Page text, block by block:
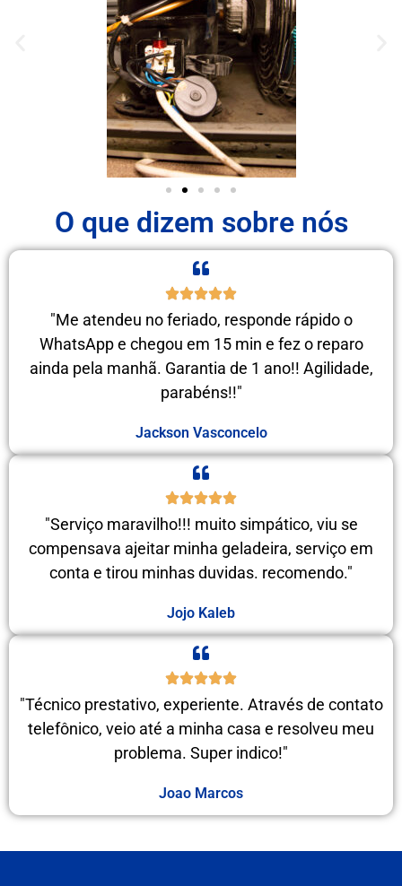
O que dizem sobre nós
"Me atendeu no feriado, responde rápido o
WhatsApp e chegou em 15 min e fez o reparo
ainda pela manhã. Garantia de 1 ano!! Agilidade,
parabéns!!"
Jackson Vasconcelo
"Serviço maravilho!!! muito simpático, viu se
compensava ajeitar minha geladeira, serviço em
conta e tirou minhas duvidas. recomendo."
Jojo Kaleb
"Técnico prestativo, experiente. Através de contato
telefônico, veio até a minha casa e resolveu meu
problema. Super indico!"
Joao Marcos